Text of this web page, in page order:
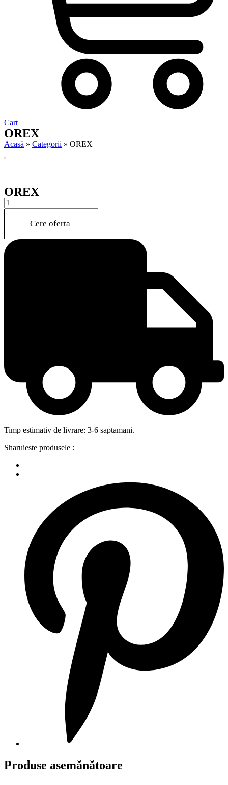
Cart
OREX
Acasă » Categorii » OREX
OREX
OREX
quantity
Cere oferta
Timp estimativ de livrare: 3-6 saptamani.
Sharuieste produsele :
Produse asemănătoare